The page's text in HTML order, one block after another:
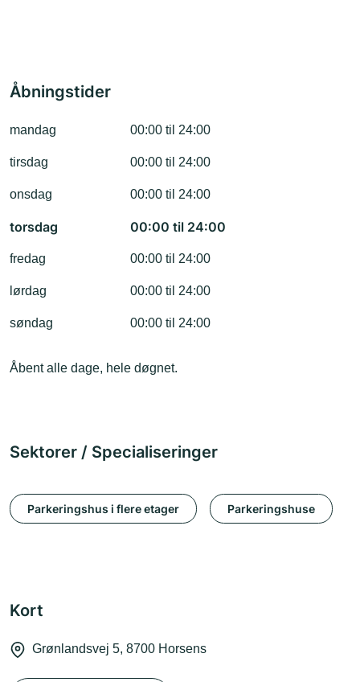
Åbningstider
mandag 00:00 til 24:00
tirsdag 00:00 til 24:00
onsdag 00:00 til 24:00
torsdag 00:00 til 24:00
fredag 00:00 til 24:00
lørdag 00:00 til 24:00
søndag 00:00 til 24:00
Åbent alle dage, hele døgnet.
Sektorer / Specialiseringer
Parkeringshus i flere etager Parkeringshuse
Kort
Grønlandsvej 5, 8700 Horsens